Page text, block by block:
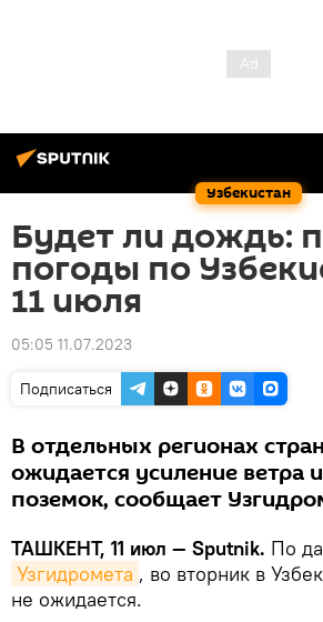
Узбекистан
Будет ли дождь:
погоды по
11 июля
05:05 11.07.2023
Подписаться
В отдельных регионах
ожидается усиление ветра
поземок, сообщает
ТАШКЕНТ, 11 июл — Sputnik. По
Узгидромета , во вторник в
не ожидается.